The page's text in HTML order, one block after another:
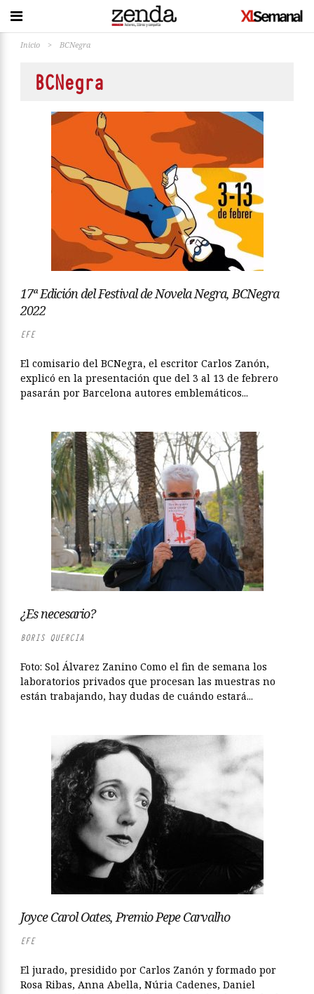
Inicio > BCNegra
BCNegra
17ª Edición del Festival de Novela Negra, BCNegra
2022
EFE
El comisario del BCNegra, el escritor Carlos Zanón,
explicó en la presentación que del 3 al 13 de febrero
pasarán por Barcelona autores emblemáticos...
¿Es necesario?
BORIS QUERCIA
Foto: Sol Álvarez Zanino Como el fin de semana los
laboratorios privados que procesan las muestras no
están trabajando, hay dudas de cuándo estará...
Joyce Carol Oates, Premio Pepe Carvalho
EFE
El jurado, presidido por Carlos Zanón y formado por
Rosa Ribas, Anna Abella, Núria Cadenes, Daniel